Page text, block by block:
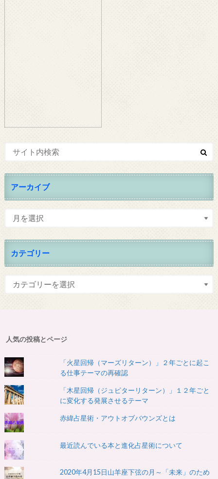
アーカイブ
カテゴリー
人気の投稿とページ
「火星回帰（マーズリターン）」２年ごとに起こ
る仕事テーマの再確認
「木星回帰（ジュピターリターン）」１２年ごと
に変化する発展させるテーマ
赤緯占星術・アウトオブバウンズとは
最近読んでいる本と進化占星術について
2020年4月15日山羊座下弦の月～「未来」のため